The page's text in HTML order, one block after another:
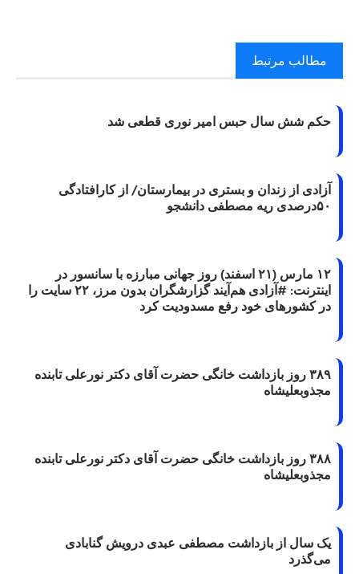
مطالب مرتبط
حکم شش سال حبس امیر نوری قطعی شد
آزادی از زندان و بستری در بیمارستان/ از کارافتادگی
۵۰درصدی ریه مصطفی دانشجو
۱۲ مارس (۲۱ اسفند) روز جهانی مبارزه با سانسور در
اینترنت: #آزادی هم‌آیند گزارشگران‌ بدون مرز، ۲۲ سایت را
در کشورهای خود رفع مسدودیت کرد
۳۸۹ روز بازداشت خانگی حضرت آقای دکتر نورعلی تابنده
مجذوبعلیشاه
۳۸۸ روز بازداشت خانگی حضرت آقای دکتر نورعلی تابنده
مجذوبعلیشاه
یک سال از بازداشت مصطفی عبدی درویش گنابادی
می‌گذرد